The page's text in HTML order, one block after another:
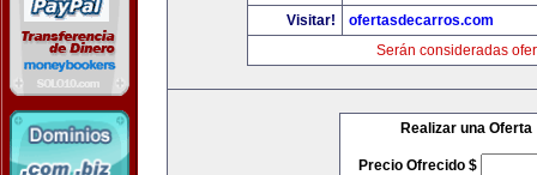
Visitar!
ofertasdecarros.com
Serán consideradas
Realizar una Oferta
Precio Ofrecido $